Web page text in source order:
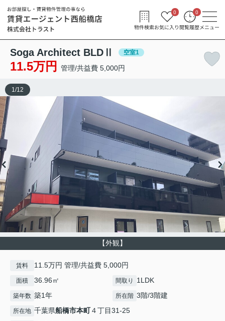
物件検索お気に入り
0
閲覧履歴
0
メニュー
Soga Architect BLDⅡ 空室1
11.5万円 管理/共益費 5,000円
【外観】
1/12
賃料 11.5万円 管理/共益費 5,000円
面積 36.96㎡ 間取り 1LDK
築年数 築1年 所在階 3階/3階建
所在地 千葉県船橋市本町４丁目31-25